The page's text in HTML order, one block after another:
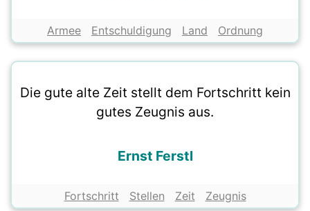
Armee Entschuldigung Land Ordnung
Die gute alte Zeit stellt dem Fortschritt kein
gutes Zeugnis aus.
Ernst Ferstl
Fortschritt Stellen Zeit Zeugnis